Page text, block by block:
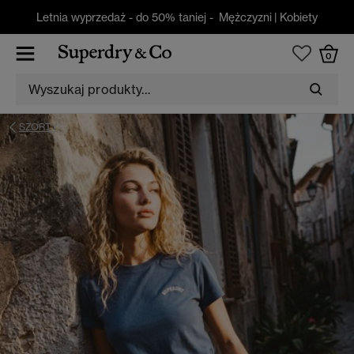
Letnia wyprzedaż - do 50% taniej - Mężczyzni | Kobiety
0
SZORTY